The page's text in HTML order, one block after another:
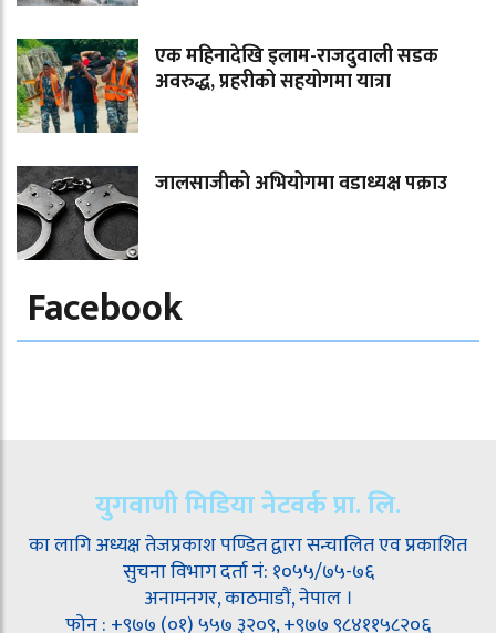
एक महिनादेखि इलाम-राजदुवाली सडक
अवरुद्ध, प्रहरीको सहयोगमा यात्रा
जालसाजीको अभियोगमा वडाध्यक्ष पक्राउ
Facebook
युगवाणी मिडिया नेटवर्क प्रा. लि.
का लागि अध्यक्ष तेजप्रकाश पण्डित द्वारा सन्चालित एव प्रकाशित
सुचना विभाग दर्ता नं: १०५५/७५-७६
अनामनगर, काठमाडौं, नेपाल ।
फोन : +९७७ (०१) ५५७ ३२०९, +९७७ ९८४११५८२०६